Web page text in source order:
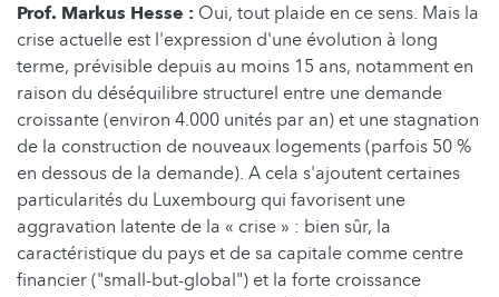
Prof. Markus Hesse : Oui, tout plaide en ce sens. Mais la
crise actuelle est l'expression d'une évolution à long
terme, prévisible depuis au moins 15 ans, notamment en
raison du déséquilibre structurel entre une demande
croissante (environ 4.000 unités par an) et une stagnation
de la construction de nouveaux logements (parfois 50 %
en dessous de la demande). A cela s'ajoutent certaines
particularités du Luxembourg qui favorisent une
aggravation latente de la « crise » : bien sûr, la
caractéristique du pays et de sa capitale comme centre
financier ("small-but-global") et la forte croissance